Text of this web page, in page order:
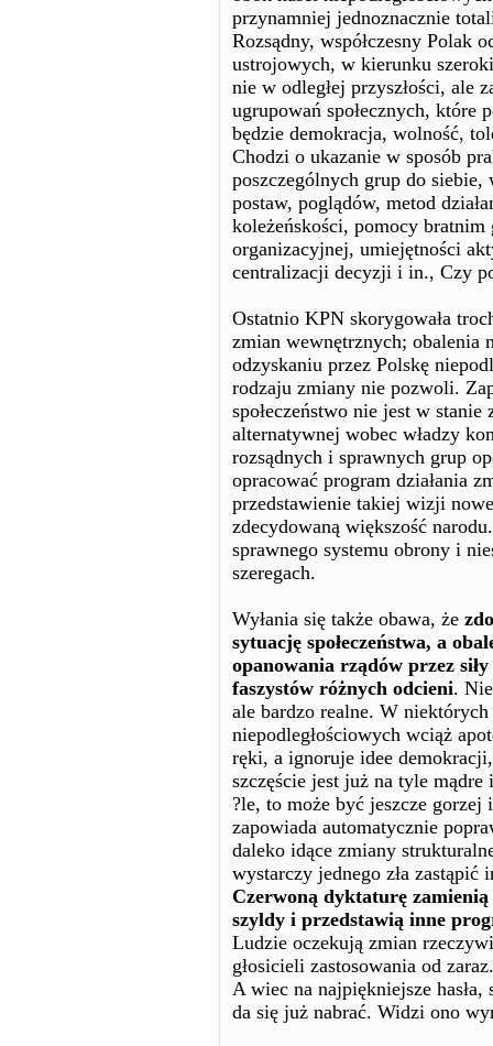
przynamniej jednoznacznie
Rozsądny, współczesny Polak
ustrojowych, w kierunku
nie w odległej przyszłości, ale
ugrupowań społecznych, które
będzie demokracja, wolność,
Chodzi o ukazanie w sposób
poszczególnych grup do siebie,
postaw, poglądów, metod
koleżeńskości, pomocy
organizacyjnej, umiejętności
centralizacji decyzji i in., Czy
Ostatnio KPN skorygowała
zmian wewnętrznych; obalenia
odzyskaniu przez Polskę
rodzaju zmiany nie pozwoli.
społeczeństwo nie jest w
alternatywnej wobec władzy
rozsądnych i sprawnych grup
opracować program działania
przedstawienie takiej wizji
zdecydowaną większość
sprawnego systemu obrony i
szeregach.
Wyłania się także obawa, że
sytuację społeczeństwa, a
opanowania rządów przez
faszystów różnych odcieni.
ale bardzo realne. W
niepodległościowych wciąż
ręki, a ignoruje idee
szczęście jest już na tyle
?le, to może być jeszcze gorzej
zapowiada automatycznie
daleko idące zmiany
wystarczy jednego zła zastąpić
Czerwoną dyktaturę zamienią
szyldy i przedstawią inne
Ludzie oczekują zmian
głosicieli zastosowania od zaraz.
A wiec na najpiękniejsze
da się już nabrać. Widzi ono